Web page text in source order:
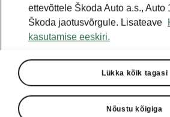
ettevõttele Škoda Auto a.s., Auto
Škoda jaotusvõrgule. Lisateave
kasutamise eeskiri.
Lükka kõik tagasi
Nõustu kõigiga